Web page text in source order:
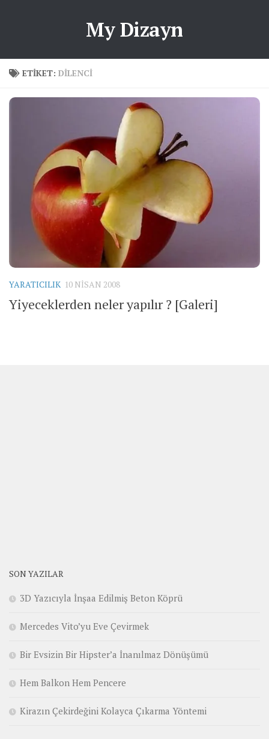
My Dizayn
ETIKET: DILENCI
YARATICILIK 10 NISAN 2008
Yiyeceklerden neler yapılır ? [Galeri]
SON YAZILAR
3D Yazıcıyla İnşaa Edilmiş Beton Köprü
Mercedes Vito’yu Eve Çevirmek
Bir Evsizin Bir Hipster’a İnanılmaz Dönüşümü
Hem Balkon Hem Pencere
Kirazın Çekirdeğini Kolayca Çıkarma Yöntemi